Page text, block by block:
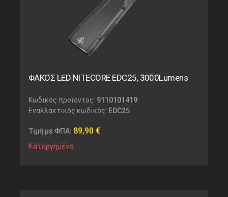
ΦΑΚΟΣ LED NITECORE EDC25, 3000Lumens
Κωδικός προϊόντος: 9110101419
Εναλλακτικός κωδικός: EDC25
Τιμή με ΦΠΑ: 89,90 €
Κατηργημένο